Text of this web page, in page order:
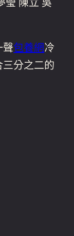
聲包養網冷
分之二的